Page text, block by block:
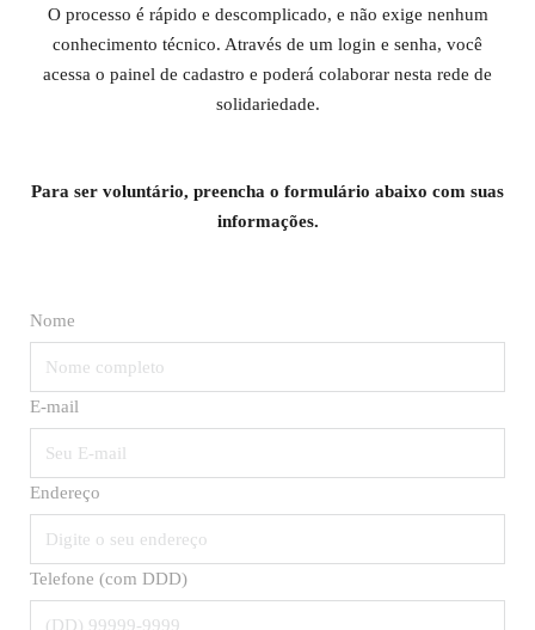
O processo é rápido e descomplicado, e não exige nenhum
conhecimento técnico. Através de um login e senha, você
acessa o painel de cadastro e poderá colaborar nesta rede de
solidariedade.
Para ser voluntário, preencha o formulário abaixo com suas
informações.
Nome
E-mail
Endereço
Telefone (com DDD)